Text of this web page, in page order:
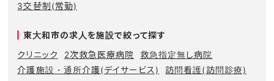
3交替制(常勤)
東大和市の求人を施設で絞って探す
クリニック
2次救急医療病院
救急指定無し病院
介護施設・通所介護(デイサービス)
訪問看護(訪問診療)